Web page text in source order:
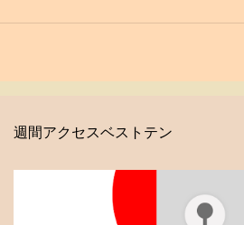
週間アクセスベストテン